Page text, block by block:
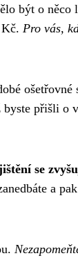
být o něco
Pro vás,
ošetřovné
přišli o
se
a pak